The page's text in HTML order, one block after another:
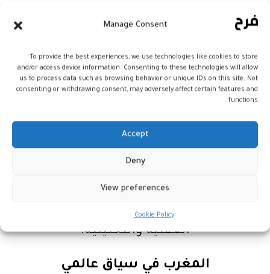
Manage Consent
To provide the best experiences, we use technologies like cookies to store
and/or access device information. Consenting to these technologies will allow
us to process data such as browsing behavior or unique IDs on this site. Not
consenting or withdrawing consent, may adversely affect certain features and
functions.
Accept
Deny
View preferences
Cookie Policy
مشارك من مختلف دول العالم، ما منح
المؤشرات درجة عالية من الموضوعية
والدقة، وأتاح مقارنة دقيقة للقدرات
الذهنية والتحليلية بين الدول.
تصدرت كوريا الجنوبية الترتيب العالمي
الأولى وفق المعايير الدقيقة للاختبار،
مؤكدةً موقعها الريادي في قياس القدرات
العقلية والتحليلية.
المغرب في سياق عالمي